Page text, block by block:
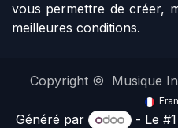
vous permettre de créer,
meilleures conditions.
Copyright © Musique
Généré par - Le #1